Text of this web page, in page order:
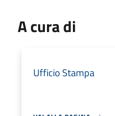
A cura di
Ufficio Stampa